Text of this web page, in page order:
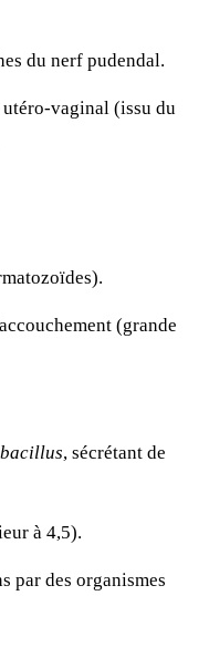
du nerf pudendal.
utéro-vaginal (issu du
(grande
, sécrétant de
à 4,5).
par des organismes